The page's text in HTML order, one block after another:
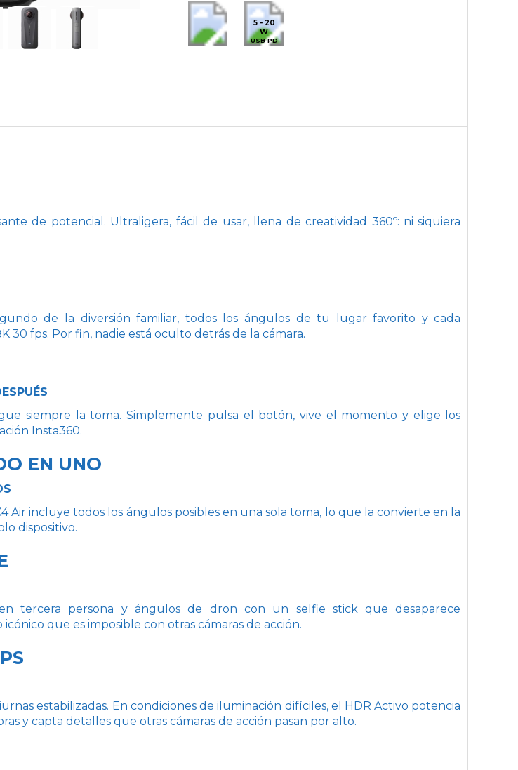
5 - 20
W
USB PD
de potencial. Ultraligera, fácil de usar, llena de creatividad 360º: ni siquiera
de la diversión familiar, todos los ángulos de tu lugar favorito y cada
30 fps. Por fin, nadie está oculto detrás de la cámara.
siempre la toma. Simplemente pulsa el botón, vive el momento y elige los
Insta360.
EN UNO
Air incluye todos los ángulos posibles en una sola toma, lo que la convierte en la
dispositivo.
en tercera persona y ángulos de dron con un selfie stick que desaparece
que es imposible con otras cámaras de acción.
estabilizadas. En condiciones de iluminación difíciles, el HDR Activo potencia
y capta detalles que otras cámaras de acción pasan por alto.